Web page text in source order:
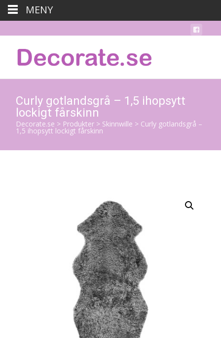
Curly gotlandsgrå – 1,5 ihopsytt
lockigt fårskinn
Decorate.se > Produkter > Skinnwille > Curly gotlandsgrå –
1,5 ihopsytt lockigt fårskinn
MENY